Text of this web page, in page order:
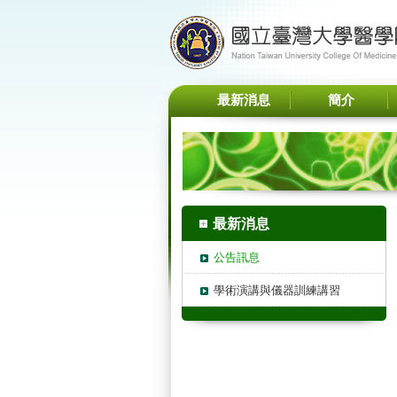
最新消息 簡介
最新消息
公告訊息
學術演講與儀器訓練講習